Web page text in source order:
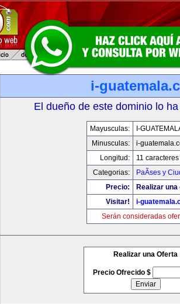
i-
El dueño de este dominio lo
Mayusculas:
I-
Minusculas:
i-
Longitud:
11 caracteres
Categorias:
PaÃ­ses y
Precio:
Realizar
Visitar!
i-
Serán consideradas
Realizar una Oferta
Precio Ofrecido $